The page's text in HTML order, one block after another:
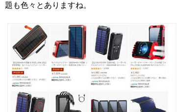
題も色々とありますね。